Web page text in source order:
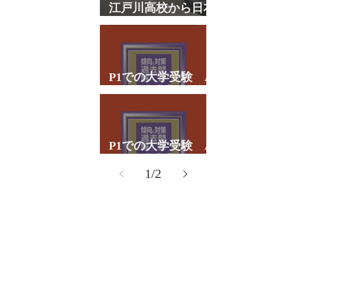
江戸川高校から日本
大学文理学部に合
格 合格体験談
P1での大学受験 A
君の体験談パート２
P1での大学受験 A
1/2